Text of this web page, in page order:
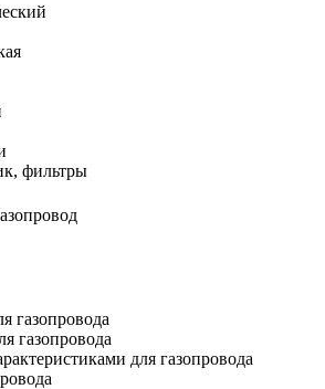
фильтры
газопровода
газопровода
для газопровода